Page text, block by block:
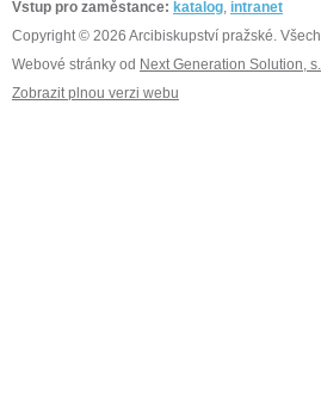
Vstup pro zaměstance: katalog, intranet
Copyright © 2026 Arcibiskupství pražské.
Webové stránky od Next Generation Solution,
Zobrazit plnou verzi webu